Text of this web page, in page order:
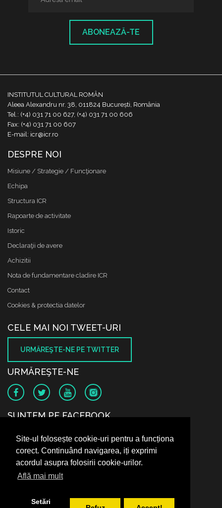
Site-ul folosește cookie-uri pentru a funcționa
corect. Continuând navigarea, iți exprimi
acordul asupra folosirii cookie-urilor.
Află mai mult
Setări
ABONEAZĂ-TE
INSTITUTUL CULTURAL ROMÂN
Aleea Alexandru nr. 38, 011824 București, România
Tel.: (+4) 031 71 00 627, (+4) 031 71 00 606
Fax: (+4) 031 71 00 607
E-mail: icr@icr.ro
DESPRE NOI
Misiune / Strategie / Funcţionare
Echipa
Structura ICR
Rapoarte de activitate
Istoric
Declaraţii de avere
Achizitii
Nota de fundamentare cladire ICR
Contact
Cookies & protectia datelor
CELE MAI NOI TWEET-URI
URMĂREŞTE-NE PE TWITTER
URMĂREŞTE-NE
SUNTEM PE FACEBOOK